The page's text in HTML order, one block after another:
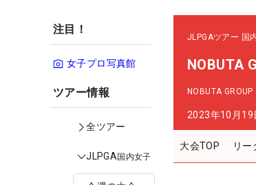
注目！
女子プロ写真館
ツアー情報
全ツアー
JLPGA国内女子
JLPGAツアー 国
NOBUTA
NOBUTA
2023年10月
大会TOP リー